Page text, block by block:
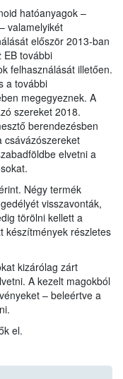
hatóanyagok –
– valamelyikét
először 2013-ban
EB további
felhasználását illetően.
a további
megegyeznek. A
szereket 2018.
berendezésben
csávázószereket
elvetni a
Négy termék
visszavonták,
törölni kellett a
készítmények részletes
kizárólag zárt
A kezelt magokból
– beleértve a
el.